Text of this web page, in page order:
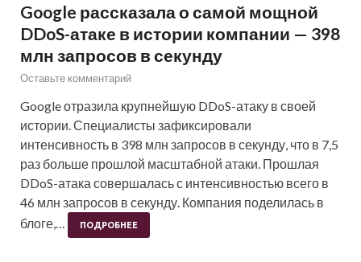
Google рассказала о самой мощной
DDoS-атаке в истории компании — 398
млн запросов в секунду
Оставьте комментарий
Google отразила крупнейшую DDoS-атаку в своей
истории. Специалисты зафиксировали
интенсивность в 398 млн запросов в секунду, что в 7,5
раз больше прошлой масштабной атаки. Прошлая
DDoS-атака совершалась с интенсивностью всего в
46 млн запросов в секунду. Компания поделилась в
блоге,…
ПОДРОБНЕЕ